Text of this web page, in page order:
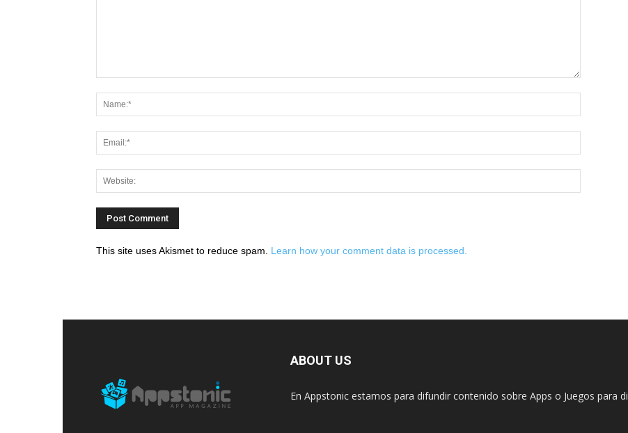
This site uses Akismet to reduce spam. Learn how your comment data is processed.
ABOUT US
En Appstonic estamos para difundir contenido sobre Apps o Juegos para